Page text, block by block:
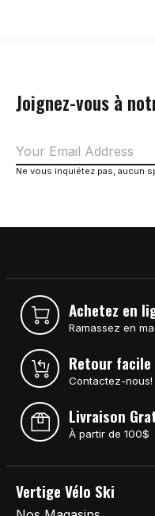
Joignez-vous à
Ne vous inquiétez pas, aucun
Achetez en
Ramassez en
Retour facile
Contactez-nous!
Livraison
À partir de 100$
Vertige Vélo Ski